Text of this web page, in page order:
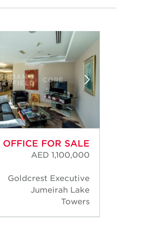
OFFICE FOR SALE
AED 1,100,000
Goldcrest Executive
Jumeirah Lake
Towers